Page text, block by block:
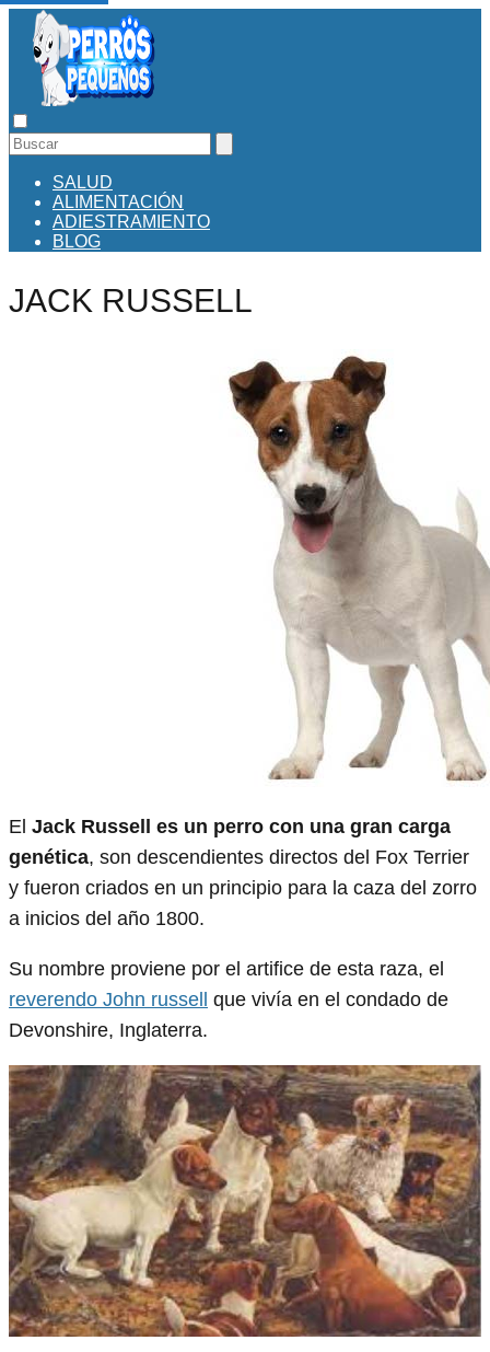
SALUD
ALIMENTACIÓN
ADIESTRAMIENTO
BLOG
JACK RUSSELL
El Jack Russell es un perro con una gran carga
genética, son descendientes directos del Fox Terrier
y fueron criados en un principio para la caza del zorro
a inicios del año 1800.
Su nombre proviene por el artifice de esta raza, el
reverendo John russell que vivía en el condado de
Devonshire, Inglaterra.